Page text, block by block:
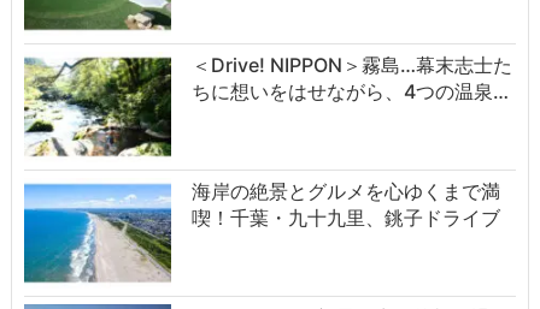
＜Drive! NIPPON＞霧島…幕末志士た
ちに想いをはせながら、4つの温泉…
海岸の絶景とグルメを心ゆくまで満
喫！千葉・九十九里、銚子ドライブ